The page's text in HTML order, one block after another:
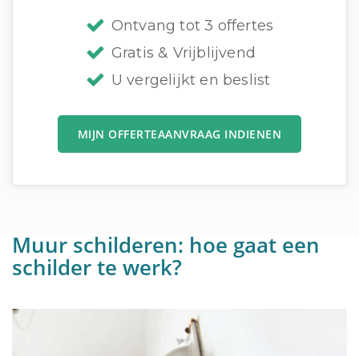
Ontvang tot 3 offertes
Gratis & Vrijblijvend
U vergelijkt en beslist
MIJN OFFERTEAANVRAAG INDIENEN
Muur schilderen: hoe gaat een
schilder te werk?